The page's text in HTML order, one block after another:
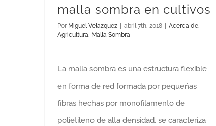
malla sombra en cultivos
Por Miguel Velazquez abril 7th, 2018 Acerca de,
Agricultura, Malla Sombra
La malla sombra es una estructura flexible
en forma de red formada por pequeñas
fibras hechas por monofilamento de
polietileno de alta densidad, se caracteriza